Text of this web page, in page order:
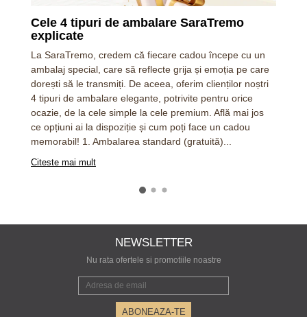
Cele 4 tipuri de ambalare SaraTremo
explicate
La SaraTremo, credem că fiecare cadou începe cu un
ambalaj special, care să reflecte grija și emoția pe care
dorești să le transmiți. De aceea, oferim clienților noștri
4 tipuri de ambalare elegante, potrivite pentru orice
ocazie, de la cele simple la cele premium. Află mai jos
ce opțiuni ai la dispoziție și cum poți face un cadou
memorabil! 1. Ambalarea standard (gratuită)...
Citeste mai mult
NEWSLETTER
Nu rata ofertele si promotiile noastre